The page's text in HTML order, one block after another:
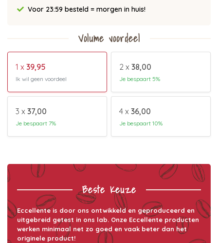
Voor 23:59 besteld = morgen in huis!
Volume voordeel
1 x 39,95
Ik wil geen voordeel
2 x 38,00
Je bespaart 5%
3 x 37,00
Je bespaart 7%
4 x 36,00
Je bespaart 10%
Beste Keuze
Eccellente is door ons ontwikkeld en geproduceerd en
uitgebreid getest in ons lab. Onze Eccellente producten
werken minimaal net zo goed en vaak beter dan het
originele product!